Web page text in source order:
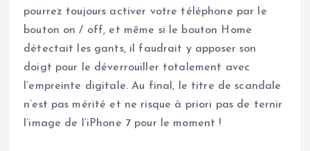
pourrez toujours activer votre téléphone par le
bouton on / off, et même si le bouton Home
détectait les gants, il faudrait y apposer son
doigt pour le déverrouiller totalement avec
l’empreinte digitale. Au final, le titre de scandale
n’est pas mérité et ne risque à priori pas de ternir
l’image de l’iPhone 7 pour le moment !